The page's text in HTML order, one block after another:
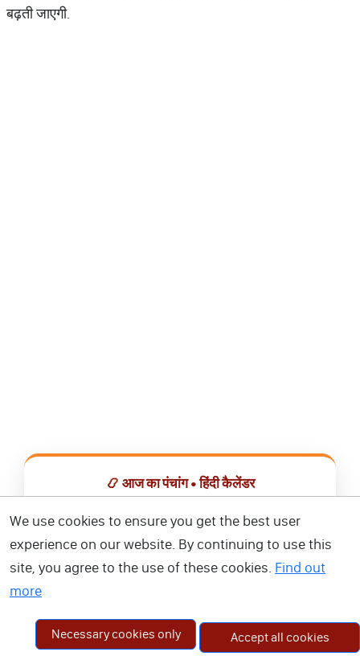
बढ़ती जाएगी.
📿 आज का पंचांग • हिंदी कैलेंडर
📅 हिंदी कैलेंडर ऐप डाउनलोड करें
We use cookies to ensure you get the best user
experience on our website. By continuing to use this
site, you agree to the use of these cookies. Find out
more
Necessary cookies only Accept all cookies